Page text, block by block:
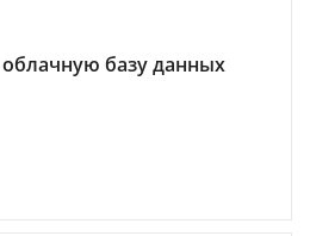
базу данных